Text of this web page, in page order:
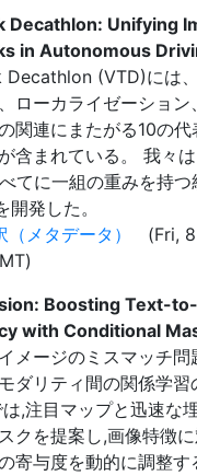
Decathlon: Unifying
in Autonomous
(VTD)には
ローカライゼーション
関連にまたがる10の
含まれている。 我々
てに一組の重みを持
発した。
（メタデータ）
(Fri,
Boosting Text-
with Conditional
メージのミスマッチ
ダリティ間の関係学習
,注目マップと迅速な
クを提案し,画像特徴
寄与度を動的に調整